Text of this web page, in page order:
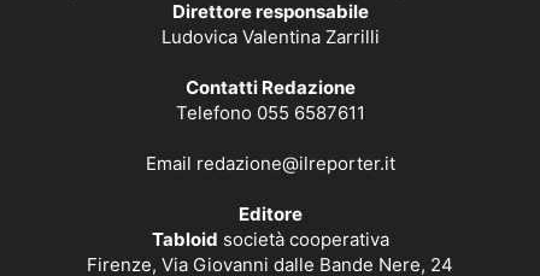
Direttore responsabile
Ludovica Valentina Zarrilli
Contatti Redazione
Telefono 055 6587611
Email redazione@ilreporter.it
Editore
Tabloid società cooperativa
Firenze, Via Giovanni dalle Bande Nere, 24